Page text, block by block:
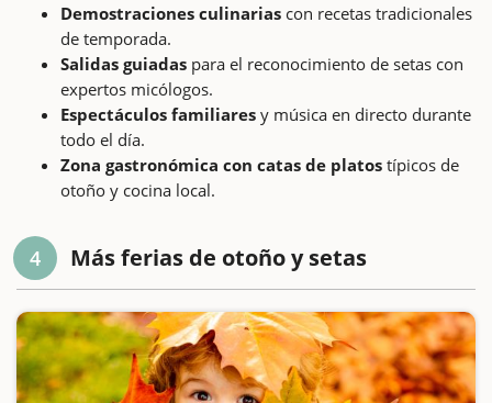
Demostraciones culinarias con recetas tradicionales
de temporada.
Salidas guiadas para el reconocimiento de setas con
expertos micólogos.
Espectáculos familiares y música en directo durante
todo el día.
Zona gastronómica con catas de platos típicos de
otoño y cocina local.
4 Más ferias de otoño y setas